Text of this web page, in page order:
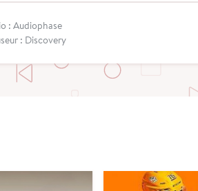
: Audiophase
: Discovery